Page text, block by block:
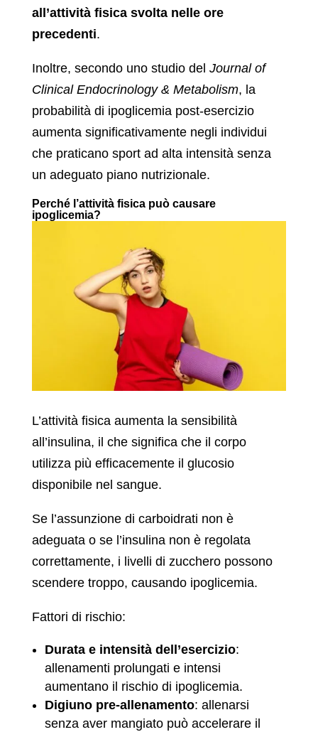
all’attività fisica svolta nelle ore
precedenti.
Inoltre, secondo uno studio del Journal of
Clinical Endocrinology & Metabolism, la
probabilità di ipoglicemia post-esercizio
aumenta significativamente negli individui
che praticano sport ad alta intensità senza
un adeguato piano nutrizionale.
Perché l’attività fisica può causare
ipoglicemia?
L’attività fisica aumenta la sensibilità
all’insulina, il che significa che il corpo
utilizza più efficacemente il glucosio
disponibile nel sangue.
Se l’assunzione di carboidrati non è
adeguata o se l’insulina non è regolata
correttamente, i livelli di zucchero possono
scendere troppo, causando ipoglicemia.
Fattori di rischio:
Durata e intensità dell’esercizio:
allenamenti prolungati e intensi
aumentano il rischio di ipoglicemia.
Digiuno pre-allenamento: allenarsi
senza aver mangiato può accelerare il